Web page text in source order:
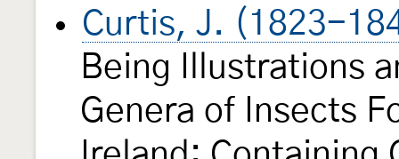
Curtis, J. (1823-
Being Illustrations
Genera of Insects